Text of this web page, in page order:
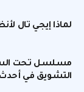
لماذا إيجي تال
التشويق في أحدث